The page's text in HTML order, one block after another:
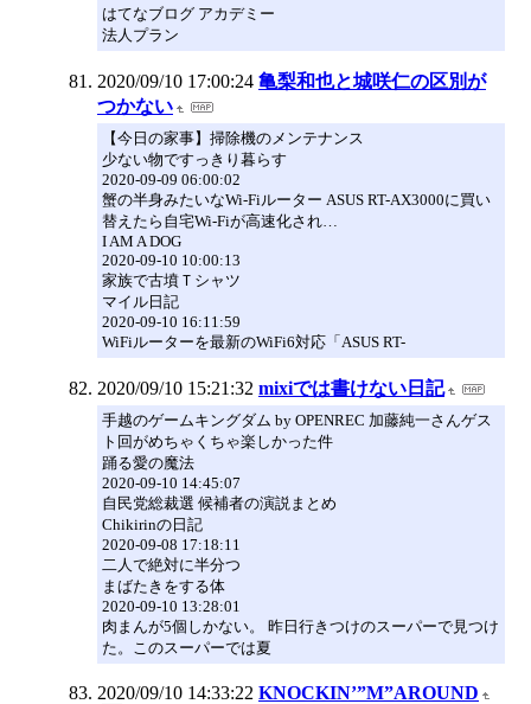
はてなブログ アカデミー
法人プラン
2020/09/10 17:00:24 亀梨和也と城咲仁の区別が
つかない
【今日の家事】掃除機のメンテナンス
少ない物ですっきり暮らす
2020-09-09 06:00:02
蟹の半身みたいなWi-Fiルーター ASUS RT-AX3000に買い
替えたら自宅Wi-Fiが高速化され…
I AM A DOG
2020-09-10 10:00:13
家族で古墳Ｔシャツ
マイル日記
2020-09-10 16:11:59
WiFiルーターを最新のWiFi6対応「ASUS RT-
2020/09/10 15:21:32 mixiでは書けない日記
手越のゲームキングダム by OPENREC 加藤純一さんゲス
ト回がめちゃくちゃ楽しかった件
踊る愛の魔法
2020-09-10 14:45:07
自民党総裁選 候補者の演説まとめ
Chikirinの日記
2020-09-08 17:18:11
二人で絶対に半分つ
まばたきをする体
2020-09-10 13:28:01
肉まんが5個しかない。 昨日行きつけのスーパーで見つけ
た。このスーパーでは夏
2020/09/10 14:33:22 KNOCKIN’”M”AROUND